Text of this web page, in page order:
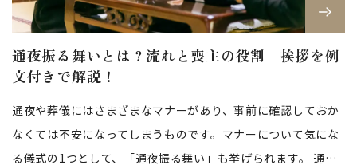
通夜振る舞いとは？流れと喪主の役割｜挨拶を例
文付きで解説！
通夜や葬儀にはさまざまなマナーがあり、事前に確認しておか
なくては不安になってしまうものです。マナーについて気にな
る儀式の1つとして、「通夜振る舞い」も挙げられます。 通夜